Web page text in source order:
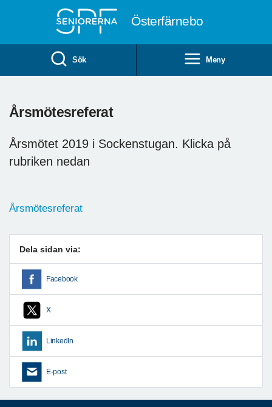
Österfärnebo
Sök Meny
Årsmötesreferat
Årsmötet 2019 i Sockenstugan. Klicka på
rubriken nedan
Årsmötesreferat
Dela sidan via:
Facebook
X
LinkedIn
E-post